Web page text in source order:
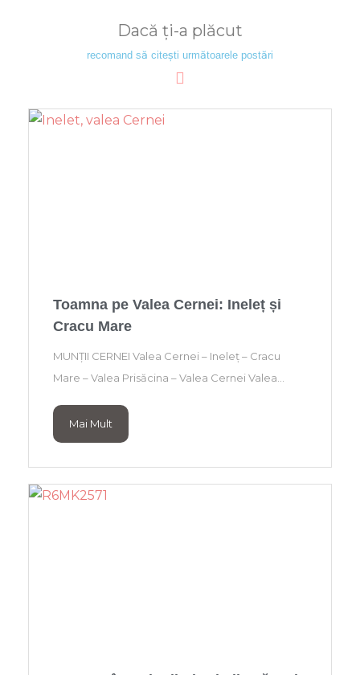
Dacă ți-a plăcut
recomand să citești următoarele postări
Toamna pe Valea Cernei: Ineleț și
Cracu Mare
MUNȚII CERNEI Valea Cernei – Ineleț – Cracu
Mare – Valea Prisăcina – Valea Cernei Valea...
Mai Mult